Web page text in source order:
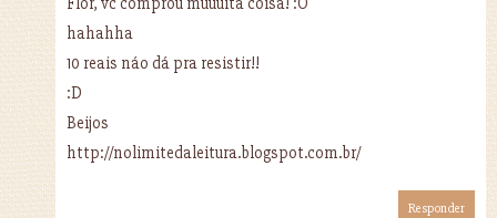
hahahha
10 reais náo dá pra resistir!!
:D
Beijos
http://nolimitedaleitura.blogspot.com.br/
Responder